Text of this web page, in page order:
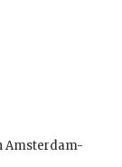
Amsterdam-